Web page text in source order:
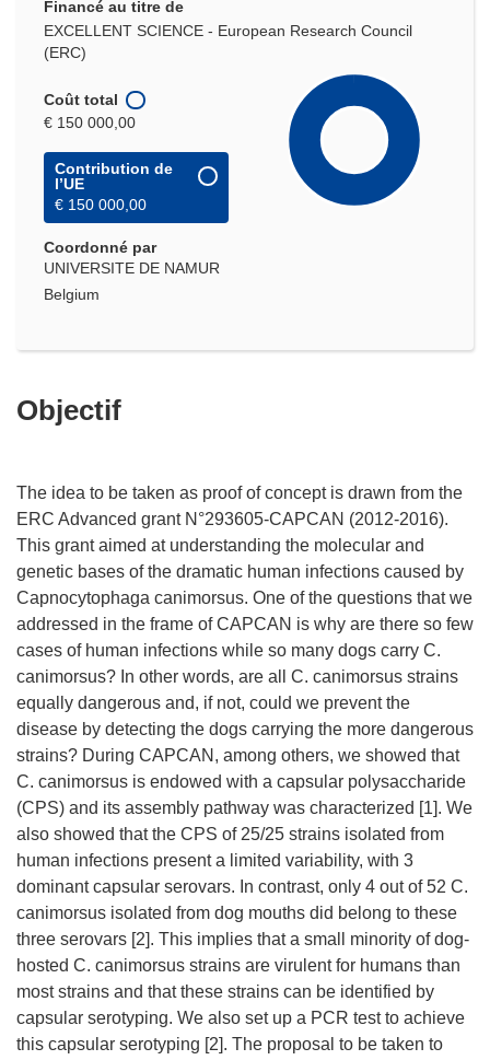
Financé au titre de
EXCELLENT SCIENCE - European Research Council
(ERC)
Coût total
€ 150 000,00
Contribution de
l’UE
€ 150 000,00
Coordonné par
UNIVERSITE DE NAMUR
Belgium
Objectif
The idea to be taken as proof of concept is drawn from the
ERC Advanced grant N°293605-CAPCAN (2012-2016).
This grant aimed at understanding the molecular and
genetic bases of the dramatic human infections caused by
Capnocytophaga canimorsus. One of the questions that we
addressed in the frame of CAPCAN is why are there so few
cases of human infections while so many dogs carry C.
canimorsus? In other words, are all C. canimorsus strains
equally dangerous and, if not, could we prevent the
disease by detecting the dogs carrying the more dangerous
strains? During CAPCAN, among others, we showed that
C. canimorsus is endowed with a capsular polysaccharide
(CPS) and its assembly pathway was characterized [1]. We
also showed that the CPS of 25/25 strains isolated from
human infections present a limited variability, with 3
dominant capsular serovars. In contrast, only 4 out of 52 C.
canimorsus isolated from dog mouths did belong to these
three serovars [2]. This implies that a small minority of dog-
hosted C. canimorsus strains are virulent for humans than
most strains and that these strains can be identified by
capsular serotyping. We also set up a PCR test to achieve
this capsular serotyping [2]. The proposal to be taken to